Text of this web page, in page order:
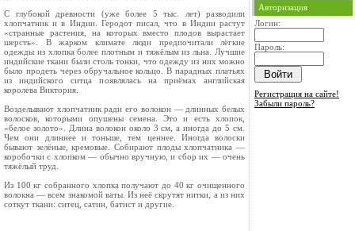
С глубокой древности (уже более 5 тыс. лет) разводили
хлопчатник и в Индии. Геродот пи­сал, что в Индии растут
«странные растения, на которых вместо плодов вырастает
шерсть». В жарком климате люди предпочитали лёгкие
одежды из хлопка более плотным и тяжёлым из льна. Лучшие
индийские ткани были столь тон­ки, что одежду из них можно
было продеть через обручальное кольцо. В парадных платьях
из индийского ситца появлялась на приёмах анг­лийская
королева Виктория.
Возделывают хлопчатник ради его волокон — длинных белых
волосков, которыми опушены семена. Это и есть хлопок,
«белое золото». Длина волокон около 3 см, а иногда до 5 см.
Чем они длиннее и тоньше, тем ценнее. Иногда волоски
бывают зелёные, кремовые. Собирают плоды хлопчатника —
коробочки с хлопком — обычно вручную, и сбор их — очень
тяжёлый труд.
Из 100 кг собранного хлопка получают до 40 кг очищенного
волокна — всем знакомой ваты. Из неё скрутят нитки, а из них
соткут ткани: ситец, сатин, батист и другие.
Авторизация
Логин:
Пароль:
Регистрация на сайте!
Забыли пароль?